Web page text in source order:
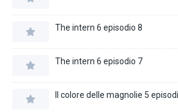
The intern 6 episodio 8
The intern 6 episodio 7
Il colore delle magnolie 5